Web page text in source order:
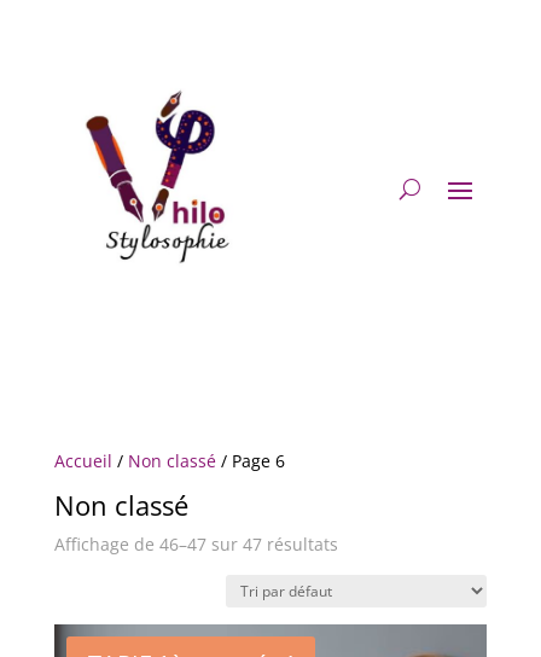
Accueil / Non classé/ Page 6
Non classé
Affichage de 46–47 sur 47 résultats